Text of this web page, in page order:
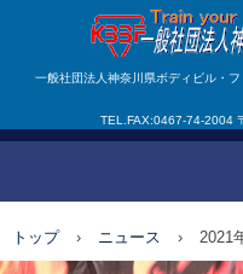
一般社団
ディビル
一般社団法人神奈川県ボディビル・
TEL.FAX:0467-74-2004
トップ › ニュース › 2021